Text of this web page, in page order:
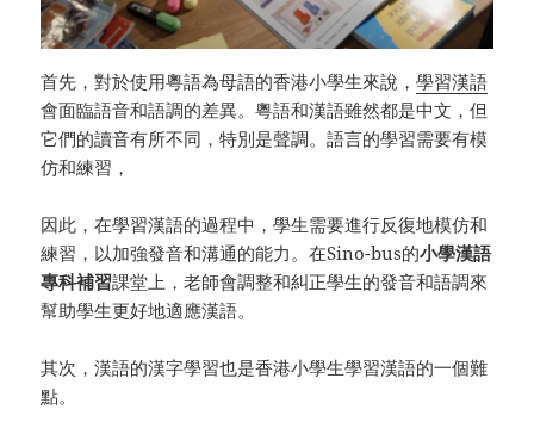
首先，對於使用粵語為母語的香港小學生來說，學習漢語
會面臨語音和語調的差異。粵語和漢語雖然都是中文，但
它們的讀音有所不同，特別是聲調。語言的學習需要有模
仿和練習，
因此，在學習漢語的過程中，學生需要進行反復地模仿和
練習，以加強發音和溝通的能力。在Sino-bus的小學漢語
專科補習課堂上，老師會調整和糾正學生的發音和語調來
幫助學生更好地適應漢語。
其次，漢語的漢字學習也是香港小學生學習漢語的一個難
點。